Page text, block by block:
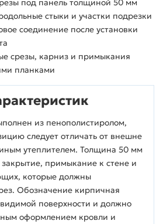
под панель толщиной 50 мм
стыки и участки подрезки
соединение после установки
срезы, карниз и примыкания
планками
из пенополистиролом,
следует отличать от внешне
утеплителем. Толщина 50 мм
закрытие, примыкание к стене и
которые должны
Обозначение кирпичная
видимой поверхности и должно
оформлением кровли и